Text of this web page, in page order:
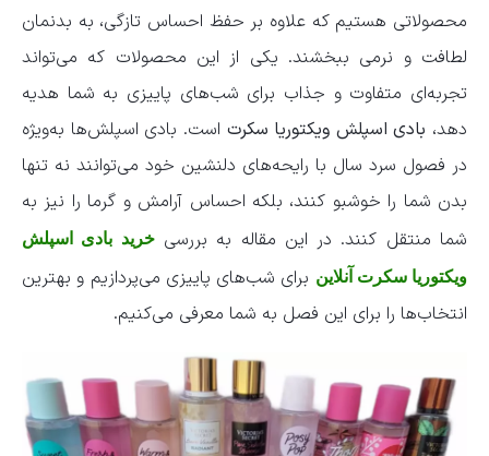
محصولاتی هستیم که علاوه بر حفظ احساس تازگی، به بدنمان
لطافت و نرمی ببخشند. یکی از این محصولات که می‌تواند
تجربه‌ای متفاوت و جذاب برای شب‌های پاییزی به شما هدیه
دهد، بادی اسپلش ویکتوریا سکرت است. بادی اسپلش‌ها به‌ویژه
در فصول سرد سال با رایحه‌های دلنشین خود می‌توانند نه تنها
بدن شما را خوشبو کنند، بلکه احساس آرامش و گرما را نیز به
شما منتقل کنند. در این مقاله به بررسیخرید بادی اسپلش
ویکتوریا سکرت آنلاین برای شب‌های پاییزی می‌پردازیم و بهترین
انتخاب‌ها را برای این فصل به شما معرفی می‌کنیم.